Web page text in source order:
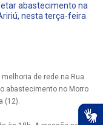
abastecimento na
nesta terça-feira
de rede na Rua
abastecimento no Morro
(12).